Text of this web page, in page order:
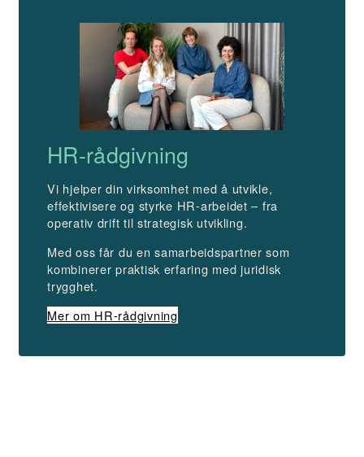
HR-rådgivning
Vi hjelper din virksomhet med å utvikle,
effektivisere og styrke HR-arbeidet – fra
operativ drift til strategisk utvikling.
Med oss får du en samarbeidspartner som
kombinerer praktisk erfaring med juridisk
trygghet.
Mer om HR-rådgivning